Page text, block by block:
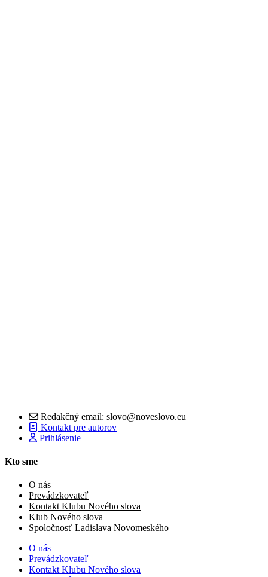
Redakčný email: slovo@noveslovo.eu
Kontakt pre autorov
Prihlásenie
Kto sme
O nás
Prevádzkovateľ
Kontakt Klubu Nového slova
Klub Nového slova
Spoločnosť Ladislava Novomeského
O nás
Prevádzkovateľ
Kontakt Klubu Nového slova